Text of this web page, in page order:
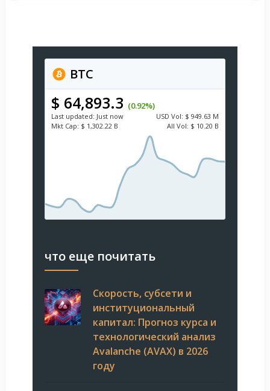
BTC
$ 64,893.3 (0.92%)
Last updated: Just now USD Vol: $ 949.63 M
Mkt Cap: $ 1,302.22 B All Vol: $ 10.20 B
что еще почитать
Скорость, субсети и
институциональный
капитал: Прогноз курса и
технологический анализ
Avalanche (AVAX) в 2026
году